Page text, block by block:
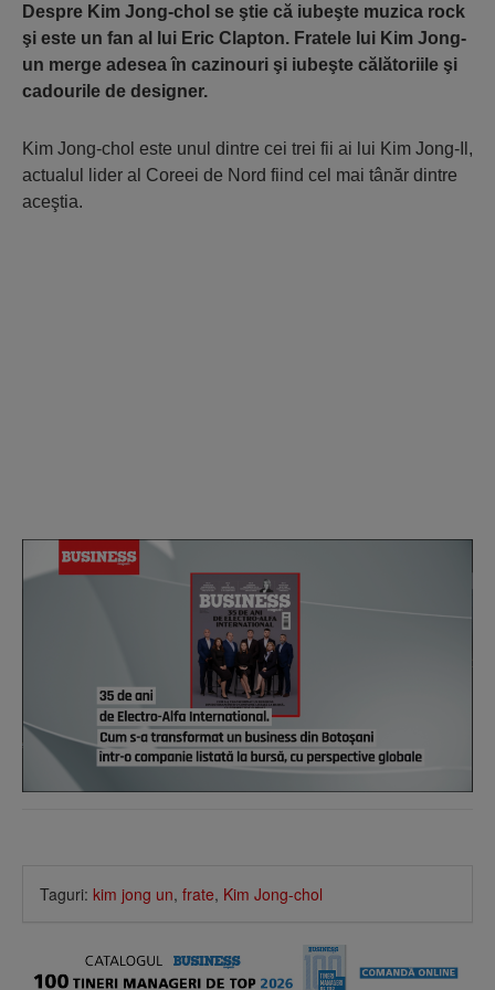
Despre Kim Jong-chol se ştie că iubeşte muzica rock
şi este un fan al lui Eric Clapton. Fratele lui Kim Jong-
un merge adesea în cazinouri şi iubeşte călătoriile şi
cadourile de designer.
Kim Jong-chol este unul dintre cei trei fii ai lui Kim Jong-Il,
actualul lider al Coreei de Nord fiind cel mai tânăr dintre
aceştia.
Taguri: kim jong un, frate, Kim Jong-chol